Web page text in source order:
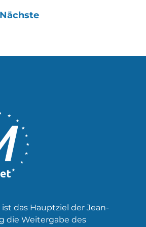
Nächste
das Hauptziel der Jean-
die Weitergabe des